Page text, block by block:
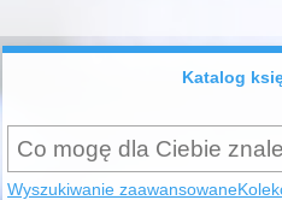
Katalog
Wyszukiwanie zaawansowane